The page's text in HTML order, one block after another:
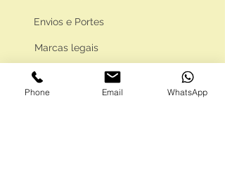
Envios e Portes
Marcas legais
Programa Fidelidade
Phone Email WhatsApp